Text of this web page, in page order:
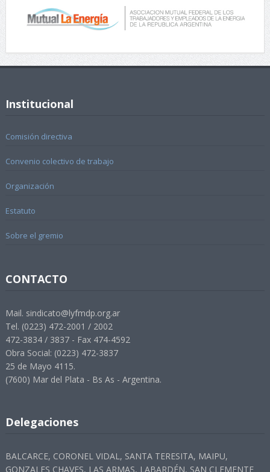
Institucional
Comisión directiva
Convenio colectivo de trabajo
Organización
Estatuto
Sobre el gremio
CONTACTO
Mail. sindicato@lyfmdp.org.ar
Tel. (0223) 472-2001 / 2002
472-3834 / 3837 - Fax 474-4592
Obra Social: (0223) 472-3837
25 de Mayo 4115.
(7600) Mar del Plata - Bs As - Argentina.
Delegaciones
BALCARCE, CORONEL VIDAL, SANTA TERESITA, MAIPU,
GONZALES CHAVES, LAS ARMAS, LABARDÉN, SAN CLEMENTE